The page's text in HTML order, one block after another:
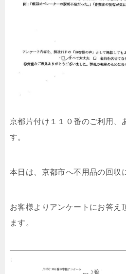
京都片付け１１０番のご利用、
す。
本日は、京都市へ不用品の回収
お客様よりアンケートにお答え
ます。